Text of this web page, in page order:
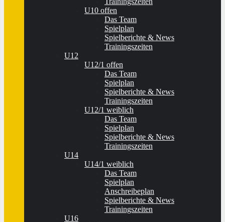
U10 offen
Das Team
Spielplan
Spielberichte & News
Trainingszeiten
U12
U12/1 offen
Das Team
Spielplan
Spielberichte & News
Trainingszeiten
U12/1 weiblich
Das Team
Spielplan
Spielberichte & News
Trainingszeiten
U14
U14/1 weiblich
Das Team
Spielplan
Anschreibeplan
Spielberichte & News
Trainingszeiten
U16